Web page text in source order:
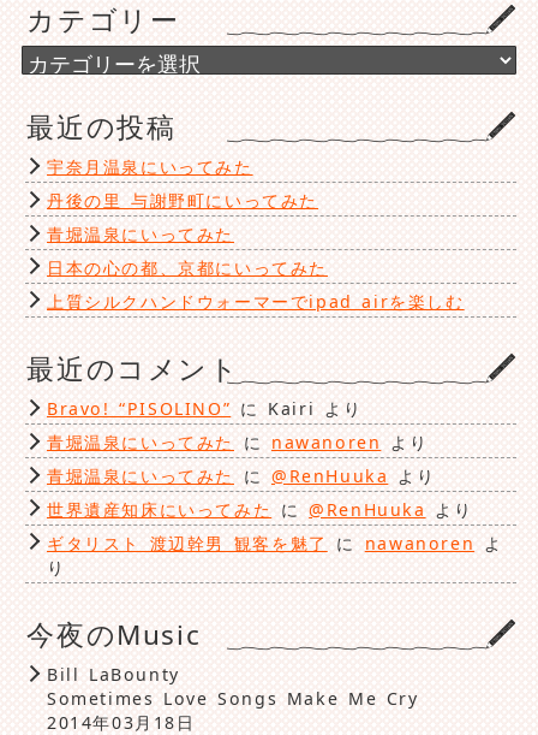
イ
ブ
カテゴリー
カ
テ
リ
ー
最近の投稿
宇奈月温泉にいってみた
丹後の里 与謝野町にいってみた
青堀温泉にいってみた
日本の心の都、京都にいってみた
上質シルクハンドウォーマーでipad airを楽しむ
最近のコメント
Bravo! “PISOLINO” に Kairi より
青堀温泉にいってみた
に nawanoren より
青堀温泉にいってみた
に @RenHuuka より
世界遺産知床にいってみた に@RenHuuka
より
ギタリスト 渡辺幹男 観客を魅了
に nawanoren
よ
り
今夜のMusic
Bill LaBounty
Sometimes Love Songs Make Me Cry
2014年03月18日